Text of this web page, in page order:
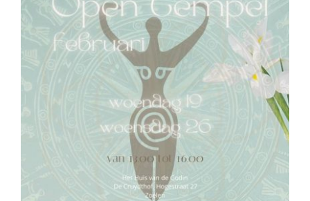
Contact